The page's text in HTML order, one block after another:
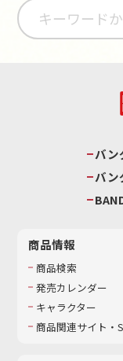
バン
バン
商品情報
商品検索
発売カレンダー
キャラクター
商品関連サイト・